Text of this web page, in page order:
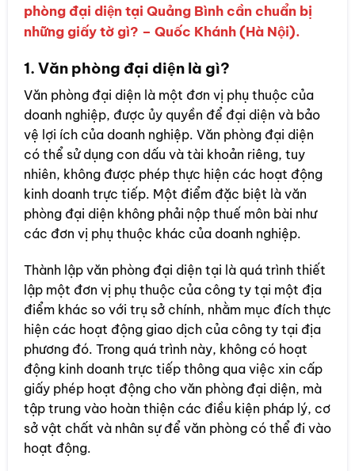
phòng đại diện tại Quảng Bình cần chuẩn bị
những giấy tờ gì? – Quốc Khánh (Hà Nội).
1. Văn phòng đại diện là gì?
Văn phòng đại diện là một đơn vị phụ thuộc của
doanh nghiệp, được ủy quyền để đại diện và bảo
vệ lợi ích của doanh nghiệp. Văn phòng đại diện
có thể sử dụng con dấu và tài khoản riêng, tuy
nhiên, không được phép thực hiện các hoạt động
kinh doanh trực tiếp. Một điểm đặc biệt là văn
phòng đại diện không phải nộp thuế môn bài như
các đơn vị phụ thuộc khác của doanh nghiệp.
Thành lập văn phòng đại diện tại là quá trình thiết
lập một đơn vị phụ thuộc của công ty tại một địa
điểm khác so với trụ sở chính, nhằm mục đích thực
hiện các hoạt động giao dịch của công ty tại địa
phương đó. Trong quá trình này, không có hoạt
động kinh doanh trực tiếp thông qua việc xin cấp
giấy phép hoạt động cho văn phòng đại diện, mà
tập trung vào hoàn thiện các điều kiện pháp lý, cơ
sở vật chất và nhân sự để văn phòng có thể đi vào
hoạt động.